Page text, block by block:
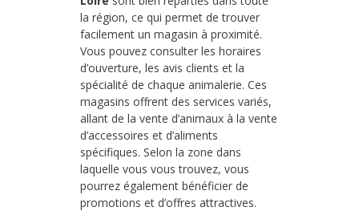
la région, ce qui permet de trouver
facilement un magasin à proximité.
Vous pouvez consulter les horaires
d’ouverture, les avis clients et la
spécialité de chaque animalerie. Ces
magasins offrent des services variés,
allant de la vente d’animaux à la vente
d’accessoires et d’aliments
spécifiques. Selon la zone dans
laquelle vous vous trouvez, vous
pourrez également bénéficier de
promotions et d’offres attractives.